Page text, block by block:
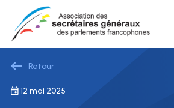
Retour
12 mai 2025